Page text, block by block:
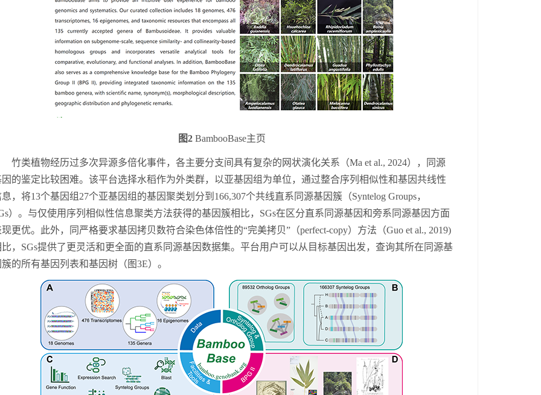
图2BambooBase主页
竹类植物经历过多次异源多倍化事件， 各主要分支间具有复杂的网状演化关系（Ma et al., 2024），同源
因的鉴定比较困难。 该平台选择水稻作为外类群，以亚基因组为单位， 通过整合序列相似性和基因共线性
，将13个基因组 27个亚基因组的基因聚类划分到 166,307个共线直系 同源基因簇（Syntelog Groups，
） 。与仅使用序列相似性信息聚类方法获得的基因簇相比， SGs在区分直系 同源基因和旁系 同源基因方面
更优。此外，
同严格要求基因拷贝数符合染色体倍性的“完美拷贝”（perfect-copy） 方法（Guo et al., 2019)
， SGs提供了更灵活和更全面的直系同源基因数据集。 平台用户可以从目标基因出发，查询其所在同源基
簇的所有基因列表和基因树（图3E）。